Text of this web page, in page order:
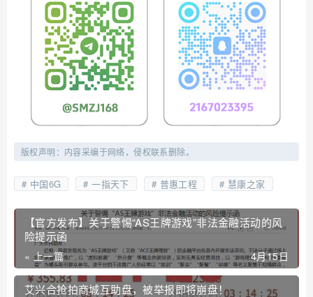
版权声明：内容采编于网络，侵权联系删除。
中国6G 一指天下 普惠工程 慧康之家
【官方发布】关于警惕“AS王牌游戏”非法金融活动的风
险提示函
« 上一篇 4月15日
艾兴合抢拍商城互助盘，被举报即将崩盘！